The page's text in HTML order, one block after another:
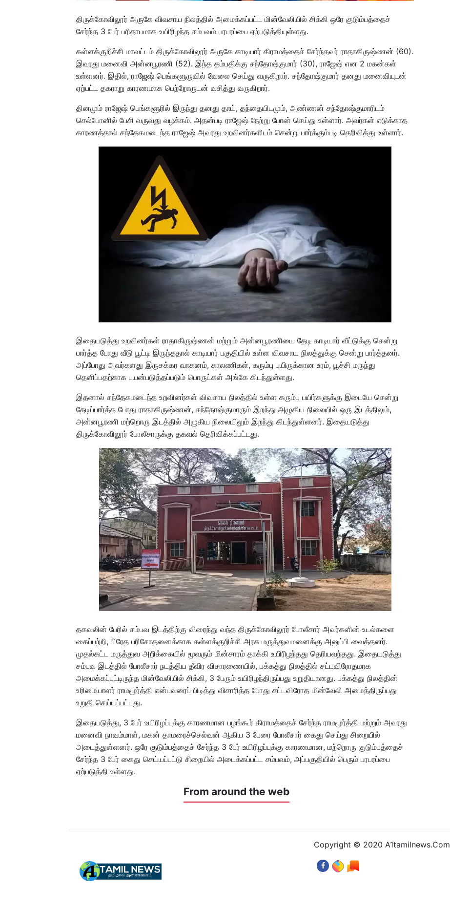
திருக்கோவிலூர் அருகே விவசாய நிலத்தில் அமைக்கப்பட்ட மின்வேலியில் சிக்கி ஒரே குடும்பத்தைச்
சேர்ந்த 3 பேர் பரிதாபமாக உயிரிழந்த சம்பவம் பரபரப்பை ஏற்படுத்தியுள்ளது.
கள்ளக்குறிச்சி மாவட்டம் திருக்கோவிலூர் அருகே காடியார் கிராமத்தைச் சேர்ந்தவர் ராதாகிருஷ்ணன் (60).
இவரது மனைவி அன்னபூரணி (52). இந்த தம்பதிக்கு சந்தோஷ்குமார் (30), ராஜேஷ் என 2 மகன்கள்
உள்ளனர். இதில், ராஜேஷ் பெங்களூருவில் வேலை செய்து வருகிறார். சந்தோஷ்குமார் தனது மனைவியுடன்
ஏற்பட்ட தகராறு காரணமாக பெற்றோருடன் வசித்து வருகிறார்.
தினமும் ராஜேஷ் பெங்களூரில் இருந்து தனது தாய், தந்தையிடமும், அண்ணன் சந்தோஷ்குமாரிடம்
செல்போனில் பேசி வருவது வழக்கம். அதன்படி ராஜேஷ் நேற்று போன் செய்து உள்ளார். அவர்கள் எடுக்காத
காரணத்தால் சந்தேகமடைந்த ராஜேஷ் அவரது உறவினர்களிடம் சென்று பார்க்கும்படி தெரிவித்து உள்ளார்.
இதையடுத்து உறவினர்கள் ராதாகிருஷ்ணன் மற்றும் அன்னபூரணியை தேடி காடியார் வீட்டுக்கு சென்று
பார்த்த போது வீடு பூட்டி இருந்ததால் காடியார் பகுதியில் உள்ள விவசாய நிலத்துக்கு சென்று பார்த்தனர்.
அப்போது அவர்களது இருசக்கர வாகனம், காலணிகள், கரும்பு பயிருக்கான உரம், பூச்சி மருந்து
தெளிப்பதற்காக பயன்படுத்தப்படும் பொருட்கள் அங்கே கிடந்துள்ளது.
இதனால் சந்தேகமடைந்த உறவினர்கள் விவசாய நிலத்தில் உள்ள கரும்பு பயிர்களுக்கு இடையே சென்று
தேடிப்பார்த்த போது ராதாகிருஷ்ணன், சந்தோஷ்குமாரும் இறந்து அழுகிய நிலையில் ஒரு இடத்திலும்,
அன்னபூரணி மற்றொரு இடத்தில் அழுகிய நிலையிலும் இறந்து கிடந்துள்ளனர். இதையடுத்து
திருக்கோவிலூர் போலீசாருக்கு தகவல் தெரிவிக்கப்பட்டது.
தகவலின் பேரில் சம்பவ இடத்திற்கு விரைந்து வந்த திருக்கோவிலூர் போலீசார் அவர்களின் உடல்களை
கைப்பற்றி, பிரேத பரிசோதனைக்காக கள்ளக்குறிச்சி அரசு மருத்துவமனைக்கு அனுப்பி வைத்தனர்.
முதல்கட்ட மருத்துவ அறிக்கையில் மூவரும் மின்சாரம் தாக்கி உயிரிழந்தது தெரியவந்தது. இதையடுத்து
சம்பவ இடத்தில் போலீசார் நடத்திய தீவிர விசாரணையில், பக்கத்து நிலத்தில் சட்டவிரோதமாக
அமைக்கப்பட்டிருந்த மின்வேலியில் சிக்கி, 3 பேரும் உயிரிழந்திருப்பது உறுதியானது. பக்கத்து நிலத்தின்
உரிமையாளர் ராமமூர்த்தி என்பவரைப் பிடித்து விசாரித்த போது சட்டவிரோத மின்வேலி அமைத்திருப்பது
உறுதி செய்யப்பட்டது.
இதையடுத்து, 3 பேர் உயிரிழப்புக்கு காரணமான பழங்கூர் கிராமத்தைச் சேர்ந்த ராமமூர்த்தி மற்றும் அவரது
மனைவி நாவம்மாள், மகன் தாமரைச்செல்வன் ஆகிய 3 பேரை போலீசார் கைது செய்து சிறையில்
அடைத்துள்ளனர். ஒரே குடும்பத்தைச் சேர்ந்த 3 பேர் உயிரிழப்புக்கு காரணமான, மற்றொரு குடும்பத்தைச்
சேர்ந்த 3 பேர் கைது செய்யப்பட்டு சிறையில் அடைக்கப்பட்ட சம்பவம், அப்பகுதியில் பெரும் பரபரப்பை
ஏற்படுத்தி உள்ளது.
From around the web
Copyright © 2020 A1tamilnews.Com